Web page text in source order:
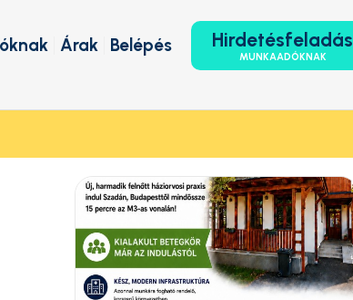
Hirdetésfeladás
MUNKAADÓKNAK
Belépés
Árak